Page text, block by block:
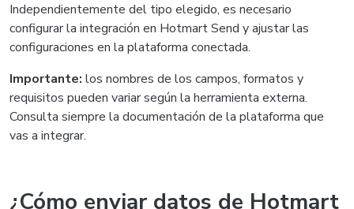
Independientemente del tipo elegido, es necesario
configurar la integración en Hotmart Send y ajustar las
configuraciones en la plataforma conectada.
Importante: los nombres de los campos, formatos y
requisitos pueden variar según la herramienta externa.
Consulta siempre la documentación de la plataforma que
vas a integrar.
¿Cómo enviar datos de Hotmart